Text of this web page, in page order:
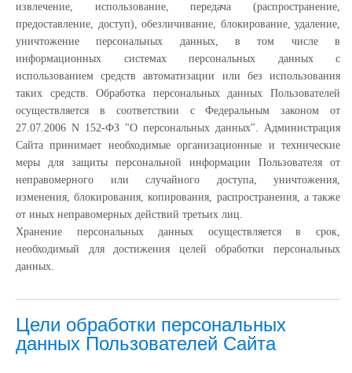
извлечение, использование, передача (распространение,
предоставление, доступ), обезличивание, блокирование, удаление,
уничтожение персональных данных, в том числе в
информационных системах персональных данных с
использованием средств автоматизации или без использования
таких средств. Обработка персональных данных Пользователей
осуществляется в соответствии с Федеральным законом от
27.07.2006 N 152-ФЗ "О персональных данных". Администрация
Сайта принимает необходимые организационные и технические
меры для защиты персональной информации Пользователя от
неправомерного или случайного доступа, уничтожения,
изменения, блокирования, копирования, распространения, а также
от иных неправомерных действий третьих лиц.
Хранение персональных данных осуществляется в срок,
необходимый для достижения целей обработки персональных
данных.
Цели обработки персональных
данных Пользователей Сайта